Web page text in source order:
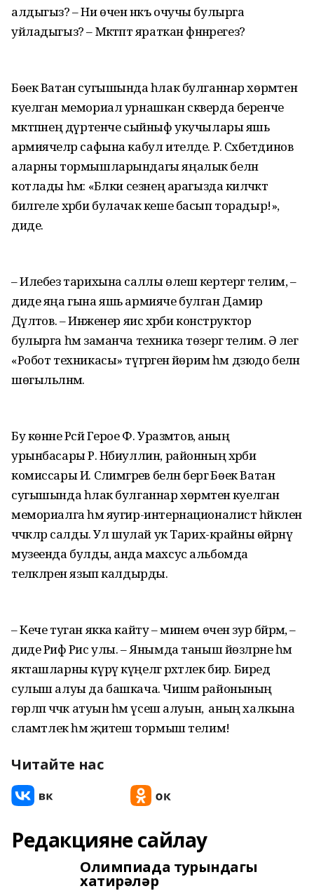
алдыгыз? – Ни өчен нәкъ очучы булырга
уйладыгыз? – Мәктәптә яраткан фәннәрегез?
Бөек Ватан сугышында һәлак булганнар хөрмәтенә
куелган мемориал урнашкан скверда беренче
мәктәпнең дүртенче сыйныф укучылары яшь
армиячеләр сафына кабул ителде. Р. Сәхәбетдинов
аларны тормышларындагы яңалык белән
котлады һәм: «Бәлки сезнең арагызда киләчәктә
билгеле хәрби булачак кеше басып торадыр!»,
диде.
– Илебез тарихына саллы өлеш кертергә телим, –
диде яңа гына яшь армияче булган Дамир
Дәүләтов. – Инженер яисә хәрби конструктор
булырга һәм заманча техника төзергә телим. Ә әлегә
«Робот техникасы» түгәрәгенә йөрим һәм дзюдо белән
шөгыльләнәм.
Бу көнне Рәсәй Герое Ф. Уразмәтов, аның
урынбасары Р. Нәбиуллин, районның хәрби
комиссары И. Сәлимгәрәев белән бергә Бөек Ватан
сугышында һәлак булганнар хөрмәтенә куелган
мемориалга һәм яугир-интернационалист һәйкәленә
чәчәкләр салды. Ул шулай ук Тарих-крайны өйрәнү
музеенда булды, анда махсус альбомда
теләкләрен язып калдырды.
– Кече туган якка кайту – минем өчен зур бәйрәм, –
диде Риф Рәис улы. – Янымда таныш йөзләрне һәм
якташларны күрү күңелгә рәхәтлек бирә. Биредә
сулыш алуы да башкача. Чишмә районының
гөрләп чәчәк атуын һәм үсеш алуын, ә аның халкына
сәламәтлек һәм җитеш тормыш телим!
Читайте нас
Редакцияне сайлау
Олимпиада турындагы
хатирәләр